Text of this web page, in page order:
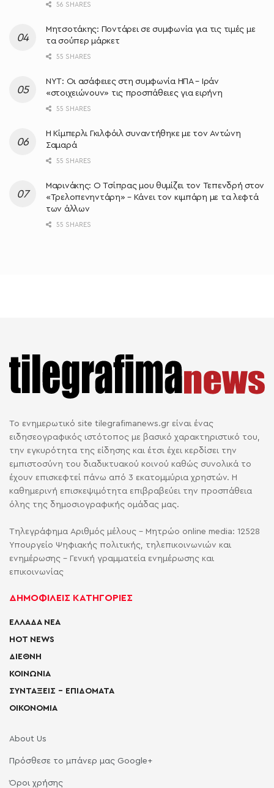
56 SHARES
Μητσοτάκης: Ποντάρει σε συμφωνία για τις τιμές με
τα σούπερ μάρκετ
55 SHARES
NYT: Οι ασάφειες στη συμφωνία ΗΠΑ – Ιράν
«στοιχειώνουν» τις προσπάθειες για ειρήνη
55 SHARES
Η Κίμπερλι Γκιλφόιλ συναντήθηκε με τον Αντώνη
Σαμαρά
55 SHARES
Μαρινάκης: Ο Τσίπρας μου θυμίζει τον Τεπενδρή στον
«Τρελοπενηντάρη» – Κάνει τον κιμπάρη με τα λεφτά
των άλλων
55 SHARES
Το ενημερωτικό site tilegrafimanews.gr είναι ένας
ειδησεογραφικός ιστότοπος με βασικό χαρακτηριστικό του,
την εγκυρότητα της είδησης και έτσι έχει κερδίσει την
εμπιστοσύνη του διαδικτυακού κοινού καθώς συνολικά το
έχουν επισκεφτεί πάνω από 3 εκατομμύρια χρηστών. Η
καθημερινή επισκεψιμότητα επιβραβεύει την προσπάθεια
όλης της δημοσιογραφικής ομάδας μας.
Τηλεγράφημα Αριθμός μέλους - Μητρώο online media: 12528
Υπουργείο Ψηφιακής πολιτικής, τηλεπικοινωνιών και
ενημέρωσης - Γενική γραμματεία ενημέρωσης και
επικοινωνίας
ΔΗΜΟΦΙΛΕΙΣ ΚΑΤΗΓΟΡΙΕΣ
ΕΛΛΑΔΑ ΝΕΑ
HOT NEWS
ΔΙΕΘΝΗ
ΚΟΙΝΩΝΙΑ
ΣΥΝΤΑΞΕΙΣ – ΕΠΙΔΟΜΑΤΑ
ΟΙΚΟΝΟΜΙΑ
About Us
Πρόσθεσε το μπάνερ μας Google+
Όροι χρήσης